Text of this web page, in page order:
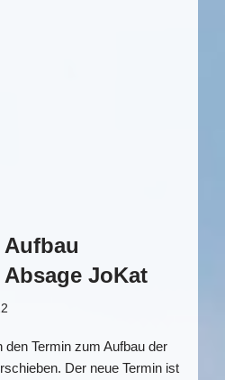
Aufbau
JoKat
den Termin zum Aufbau der
Der neue Termin ist